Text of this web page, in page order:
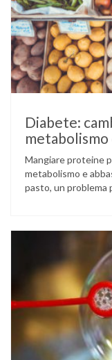
Diabete:
metabolismo
Mangiare proteine
metabolismo e
pasto, un problema
come ingannare il